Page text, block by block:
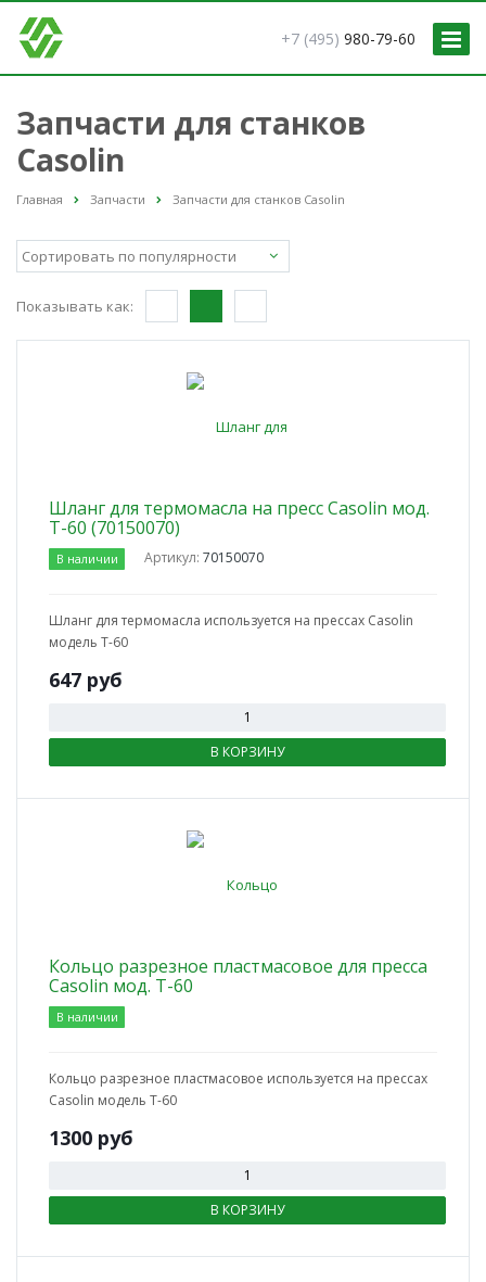
+7 (495) 980-79-60
Запчасти для станков
Casolin
Главная Запчасти Запчасти для станков Casolin
Показывать как:
Шланг для термомасла на пресс Casolin мод.
T-60 (70150070)
В наличии Артикул:70150070
Шланг для термомасла используется на прессах Casolin
модель T-60
647 руб
В КОРЗИНУ
Кольцо разрезное пластмасовое для пресса
Casolin мод. Т-60
В наличии
Кольцо разрезное пластмасовое используется на прессах
Casolin модель Т-60
1300 руб
В КОРЗИНУ